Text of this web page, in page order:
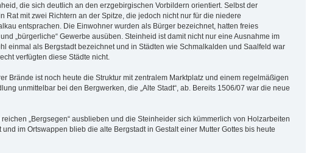
die sich deutlich an den erzgebirgischen Vorbildern orientiert. Selbst der
mit zwei Richtern an der Spitze, die jedoch nicht nur für die niedere
entsprachen. Die Einwohner wurden als Bürger bezeichnet, hatten freies
„bürgerliche“ Gewerbe ausüben. Steinheid ist damit nicht nur eine Ausnahme im
einmal als Bergstadt bezeichnet und in Städten wie Schmalkalden und Saalfeld war
verfügten diese Städte nicht.
Brände ist noch heute die Struktur mit zentralem Marktplatz und einem regelmäßigen
unmittelbar bei den Bergwerken, die „Alte Stadt“, ab. Bereits 1506/07 war die neue
„Bergsegen“ ausblieben und die Steinheider sich kümmerlich von Holzarbeiten
im Ortswappen blieb die alte Bergstadt in Gestalt einer Mutter Gottes bis heute